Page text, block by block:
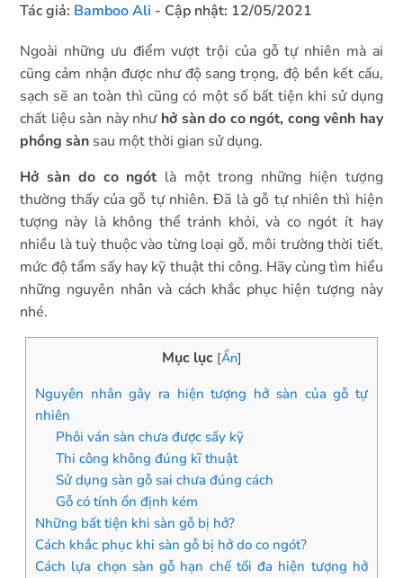
Tác giả: Bamboo Ali - Cập nhật: 12/05/2021
Ngoài những ưu điểm vượt trội của gỗ tự nhiên mà ai
cũng cảm nhận được như độ sang trọng, độ bền kết cấu,
sạch sẽ an toàn thì cũng có một số bất tiện khi sử dụng
chất liệu sàn này như hở sàn do co ngót, cong vênh hay
phồng sàn sau một thời gian sử dụng.
Hở sàn do co ngót là một trong những hiện tượng
thường thấy của gỗ tự nhiên. Đã là gỗ tự nhiên thì hiện
tượng này là không thể tránh khỏi, và co ngót ít hay
nhiều là tuỳ thuộc vào từng loại gỗ, môi trường thời tiết,
mức độ tẩm sấy hay kỹ thuật thi công. Hãy cùng tìm hiểu
những nguyên nhân và cách khắc phục hiện tượng này
nhé.
Mục lục [Ẩn]
Nguyên nhân gây ra hiện tượng hở sàn của gỗ tự
nhiên
Phôi ván sàn chưa được sấy kỹ
Thi công không đúng kĩ thuật
Sử dụng sàn gỗ sai chưa đúng cách
Gỗ có tính ổn định kém
Những bất tiện khi sàn gỗ bị hở?
Cách khắc phục khi sàn gỗ bị hở do co ngót?
Cách lựa chọn sàn gỗ hạn chế tối đa hiện tượng hở